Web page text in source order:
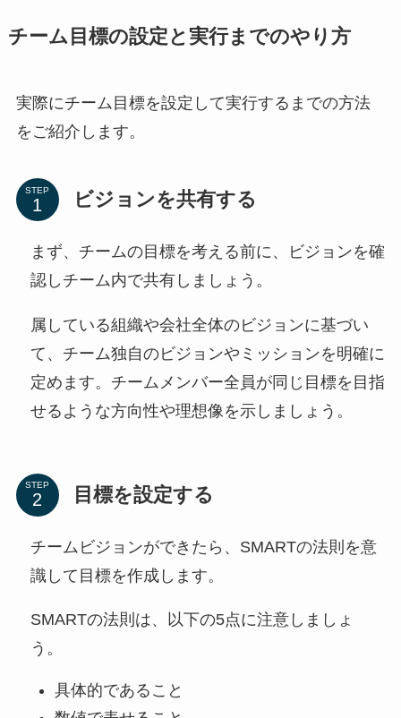
チーム目標の設定と実行までのやり方
実際にチーム目標を設定して実行するまでの方法
をご紹介します。
STEP ビジョンを共有する
まず、チームの目標を考える前に、ビジョンを確
認しチーム内で共有しましょう。
属している組織や会社全体のビジョンに基づい
て、チーム独自のビジョンやミッションを明確に
定めます。チームメンバー全員が同じ目標を目指
せるような方向性や理想像を示しましょう。
STEP 目標を設定する
チームビジョンができたら、SMARTの法則を意
識して目標を作成します。
SMARTの法則は、以下の5点に注意しましょ
う。
具体的であること